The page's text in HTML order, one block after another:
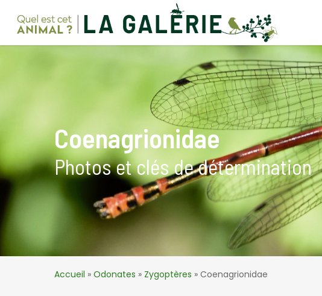
main
Coenagrionidae
Photos et clés de détermination
Accueil » Odonates » Zygoptères » Coenagrionidae